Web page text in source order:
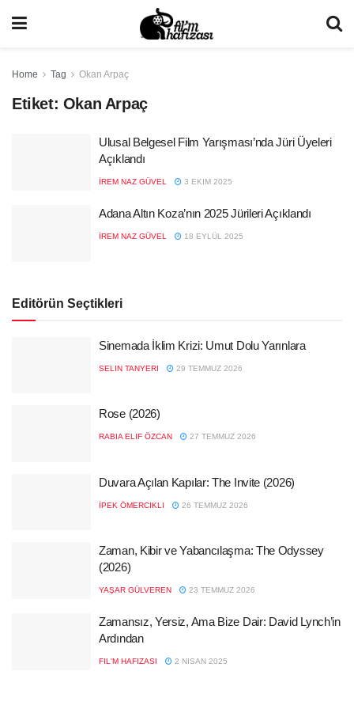
Home Tag Okan Arpaç
Etiket: Okan Arpaç
Ulusal Belgesel Film Yarışması’nda Jüri Üyeleri
Açıklandı
İREM NAZ GÜVEL 3 EKIM 2025
Adana Altın Koza’nın 2025 Jürileri Açıklandı
İREM NAZ GÜVEL 18 EYLÜL 2025
Editörün Seçtikleri
Sinemada İklim Krizi: Umut Dolu Yarınlara
SELIN TANYERI 29 TEMMUZ 2026
Rose (2026)
RABIA ELIF ÖZCAN 27 TEMMUZ 2026
Duvara Açılan Kapılar: The Invite (2026)
İPEK ÖMERCIKLI 26 TEMMUZ 2026
Zaman, Kibir ve Yabancılaşma: The Odyssey
(2026)
YAŞAR GÜLVEREN 23 TEMMUZ 2026
Zamansız, Yersiz, Ama Bize Dair: David Lynch’in
Ardından
FIL'M HAFIZASI 2 NISAN 2025